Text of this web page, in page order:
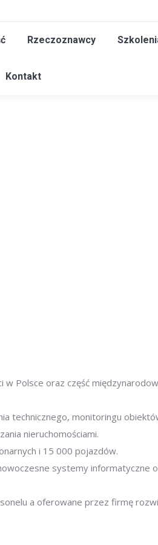
Rzeczoznawcy
Kontakt
Polsce oraz część
technicznego, monitoringu
nieruchomościami.
i 15 000 pojazdów.
systemy informatyczne
a oferowane przez firmę